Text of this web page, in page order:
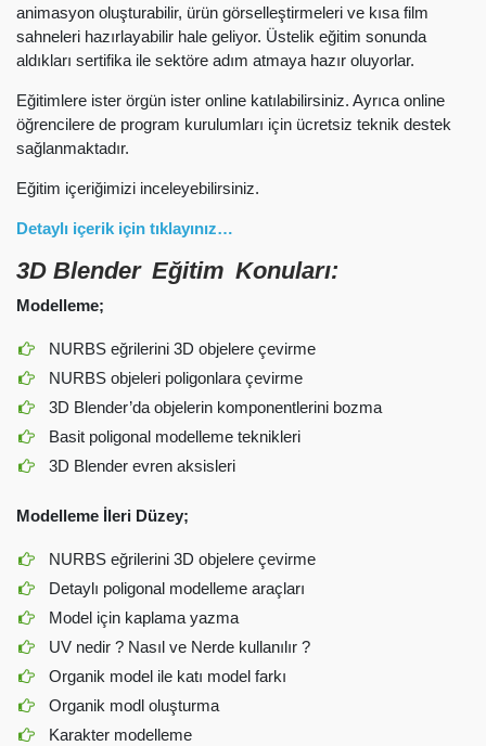
animasyon oluşturabilir, ürün görselleştirmeleri ve kısa film
sahneleri hazırlayabilir hale geliyor. Üstelik eğitim sonunda
aldıkları sertifika ile sektöre adım atmaya hazır oluyorlar.
Eğitimlere ister örgün ister online katılabilirsiniz. Ayrıca online
öğrencilere de program kurulumları için ücretsiz teknik destek
sağlanmaktadır.
Eğitim içeriğimizi inceleyebilirsiniz.
Detaylı içerik için tıklayınız…
3D Blender Eğitim Konuları:
Modelleme;
NURBS eğrilerini 3D objelere çevirme
NURBS objeleri poligonlara çevirme
3D Blender’da objelerin komponentlerini bozma
Basit poligonal modelleme teknikleri
3D Blender evren aksisleri
Modelleme İleri Düzey;
NURBS eğrilerini 3D objelere çevirme
Detaylı poligonal modelleme araçları
Model için kaplama yazma
UV nedir ? Nasıl ve Nerde kullanılır ?
Organik model ile katı model farkı
Organik modl oluşturma
Karakter modelleme